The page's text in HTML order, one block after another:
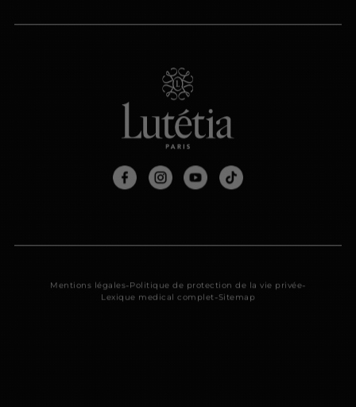
Mentions légales-Politique de protection de la vie privée-
Lexique medical complet-Sitemap